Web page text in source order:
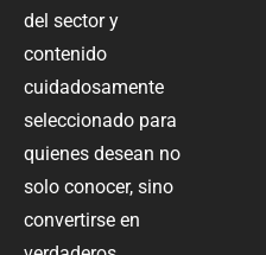
del sector y
contenido
cuidadosamente
seleccionado para
quienes desean no
solo conocer, sino
convertirse en